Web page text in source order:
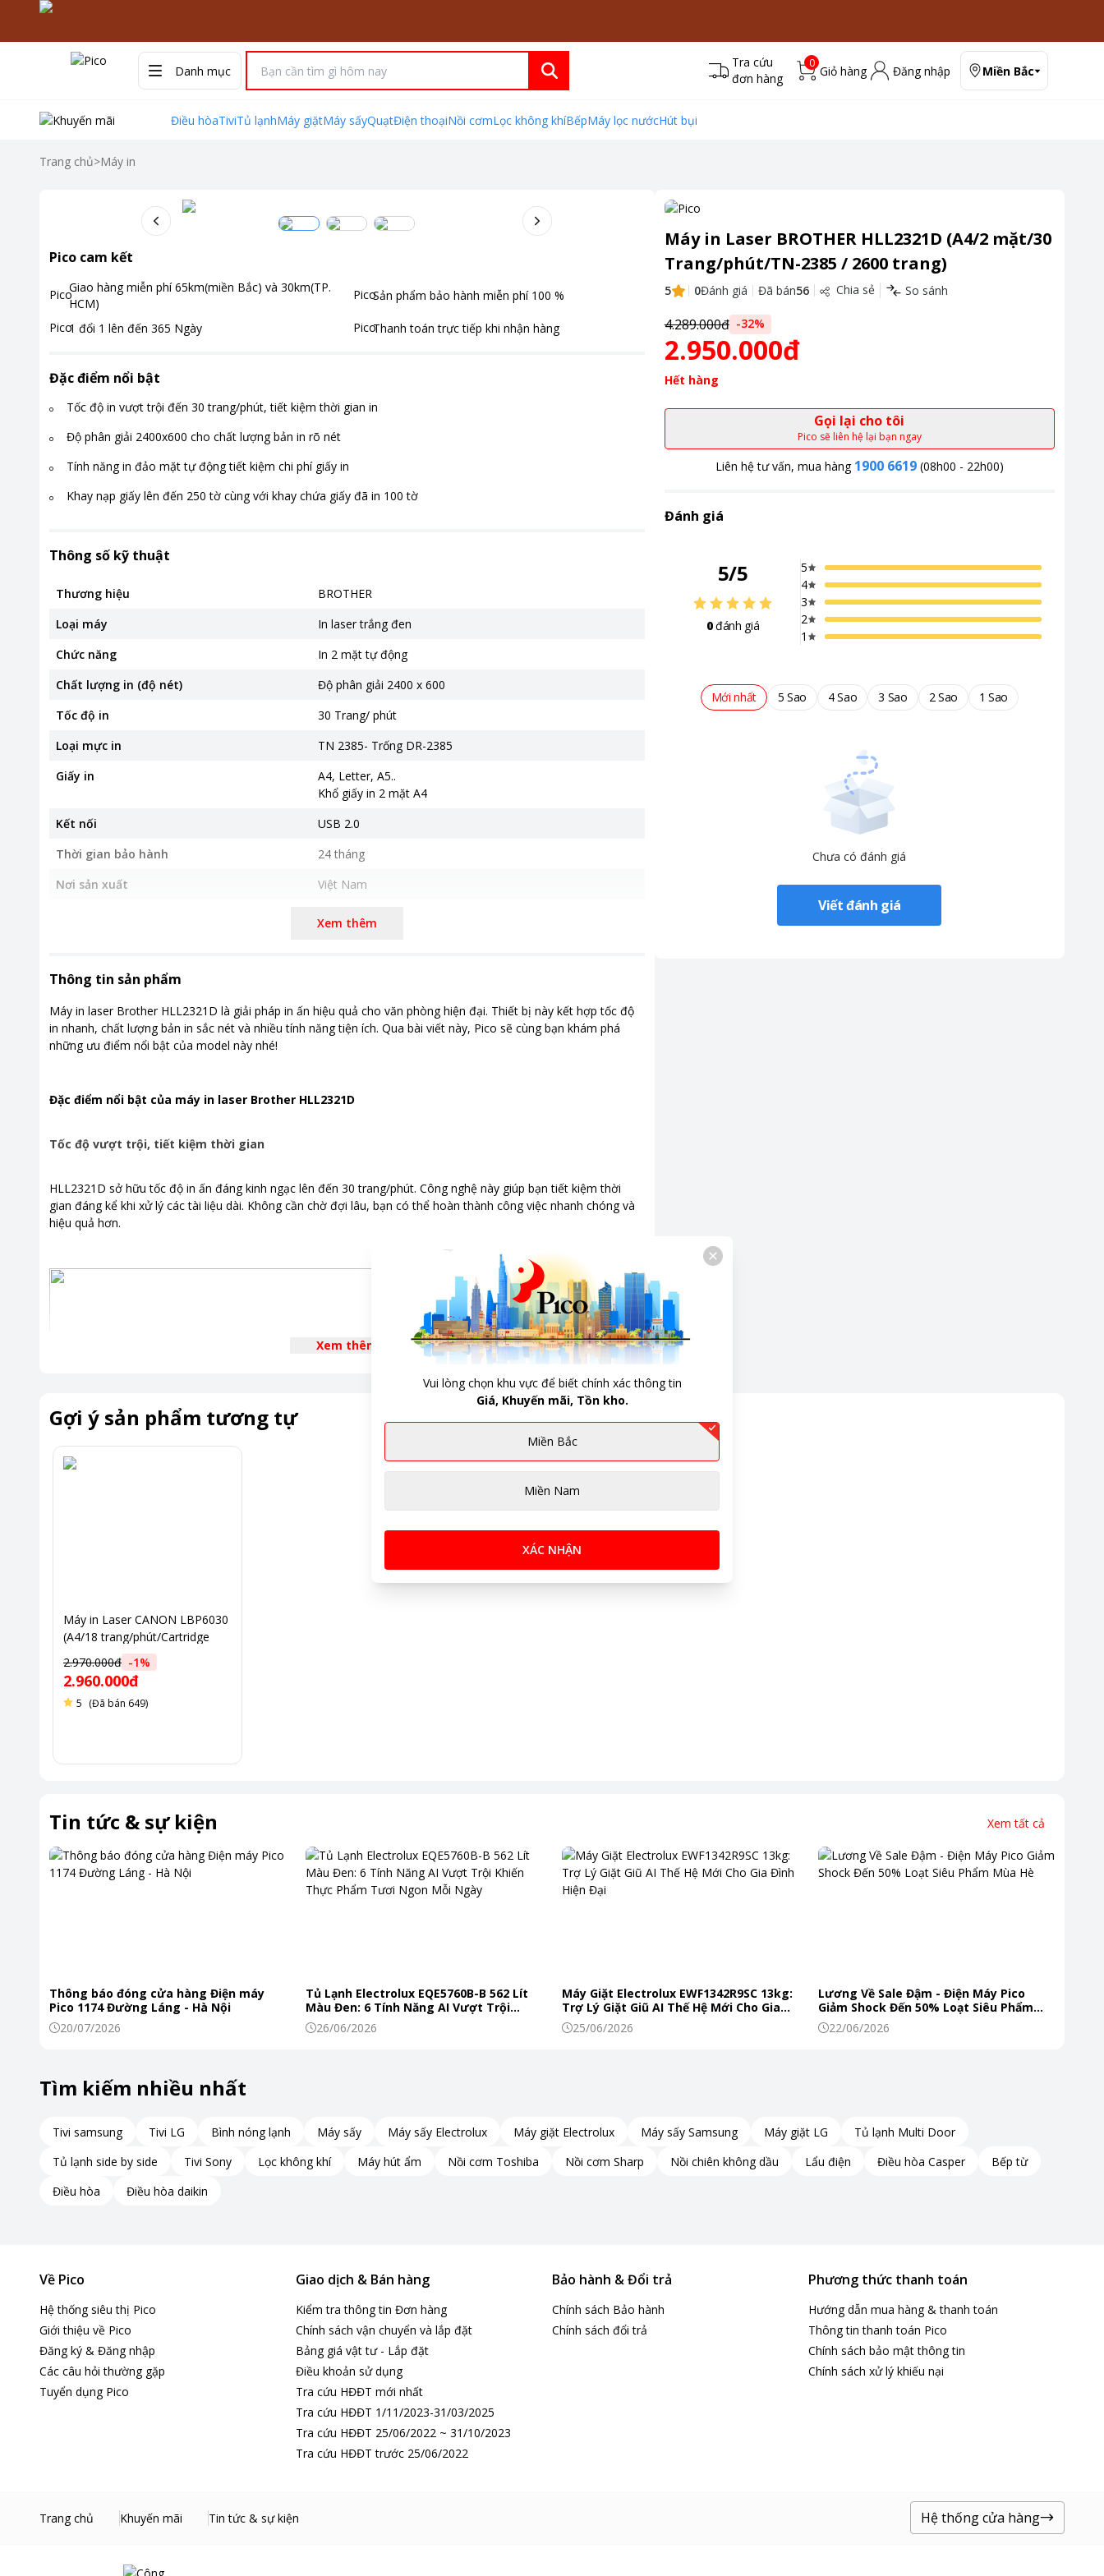
Danh mục
Tra cứu
đơn hàng
0
Giỏ hàng Đăng nhập Miền Bắc
Điều hòaTiviTủ lạnhMáy giặtMáy sấyQuạtĐiện thoạiNồi cơmLọc không khíBếpMáy lọc nướcHút bụi
Trang chủ>Máy in
Pico cam kết
Giao hàng miễn phí 65km(miền Bắc) và 30km(TP.
HCM)
Sản phẩm bảo hành miễn phí 100 %
1 đổi 1 lên đến 365 Ngày Thanh toán trực tiếp khi nhận hàng
Đặc điểm nổi bật
Tốc độ in vượt trội đến 30 trang/phút, tiết kiệm thời gian in
Độ phân giải 2400x600 cho chất lượng bản in rõ nét
Tính năng in đảo mặt tự động tiết kiệm chi phí giấy in
Khay nạp giấy lên đến 250 tờ cùng với khay chứa giấy đã in 100 tờ
Thông số kỹ thuật
Thương hiệu
BROTHER
Loại máy
In laser trắng đen
Chức năng
In 2 mặt tự động
Chất lượng in (độ nét)
Độ phân giải 2400 x 600
Tốc độ in
30 Trang/ phút
Loại mực in
TN 2385- Trống DR-2385
Giấy in
A4, Letter, A5..
Khổ giấy in 2 mặt A4
Kết nối
USB 2.0
Thời gian bảo hành
24 tháng
Nơi sản xuất
Việt Nam
360 x 356 x 183 mm
Khối lượng 6.8 kg
Xem thêm
Thông tin sản phẩm
Máy in laser Brother HLL2321D là giải pháp in ấn hiệu quả cho văn phòng hiện đại. Thiết bị này kết hợp tốc độ
in nhanh, chất lượng bản in sắc nét và nhiều tính năng tiện ích. Qua bài viết này, Pico sẽ cùng bạn khám phá
những ưu điểm nổi bật của model này nhé!
Đặc điểm nổi bật của máy in laser Brother HLL2321D
Tốc độ vượt trội, tiết kiệm thời gian
HLL2321D sở hữu tốc độ in ấn đáng kinh ngạc lên đến 30 trang/phút. Công nghệ này giúp bạn tiết kiệm thời
gian đáng kể khi xử lý các tài liệu dài. Không cần chờ đợi lâu, bạn có thể hoàn thành công việc nhanh chóng và
hiệu quả hơn.
cho mọi nhu cầu công việc.
Tính năng in đảo mặt tự động là điểm cộng lớn của HLL2321D. Công nghệ này cho phép in hai mặt giấy mà
Xem thêm
Máy in Laser BROTHER HLL2321D (A4/2 mặt/30
Trang/phút/TN-2385 / 2600 trang)
5 0Đánh giá Đã bán56 Chia sẻ So sánh
4.289.000đ -32%
2.950.000đ
Hết hàng
Gọi lại cho tôi
Pico sẽ liên hệ lại bạn ngay
Liên hệ tư vấn, mua hàng 1900 6619 (08h00 - 22h00)
Đánh giá
5/5
0đánh giá
5
4
3
2
1
Mới nhất 5 Sao 4 Sao 3 Sao 2 Sao 1 Sao
Chưa có đánh giá
Viết đánh giá
Gợi ý sản phẩm tương tự
Máy in Laser CANON LBP6030
(A4/18 trang/phút/Cartridge
2.970.000đ -1%
2.960.000đ
5 (Đã bán 649)
Tin tức & sự kiện Xem tất cả
Thông báo đóng cửa hàng Điện máy
Pico 1174 Đường Láng - Hà Nội
20/07/2026
Tủ Lạnh Electrolux EQE5760B-B 562 Lít
Màu Đen: 6 Tính Năng AI Vượt Trội
Khiến Thực Phẩm Tươi Ngon Mỗi Ngày
26/06/2026
Máy Giặt Electrolux EWF1342R9SC 13kg:
Trợ Lý Giặt Giũ AI Thế Hệ Mới Cho Gia
Đình Hiện Đại
25/06/2026
Lương Về Sale Đậm - Điện Máy Pico
Giảm Shock Đến 50% Loạt Siêu Phẩm
Mùa Hè
22/06/2026
Tìm kiếm nhiều nhất
Tivi samsung Tivi LG Bình nóng lạnh Máy sấy Máy sấy Electrolux Máy giặt Electrolux Máy sấy Samsung Máy giặt LG
Tủ lạnh Multi Door
Tủ lạnh side by side
Tivi Sony Lọc không khí Máy hút ẩm Nồi cơm Toshiba Nồi cơm Sharp Nồi chiên không dầu Lẩu điện Điều hòa Casper
Bếp từ
Điều hòa
Điều hòa daikin
Về Pico
Hệ thống siêu thị Pico
Giới thiệu về Pico
Đăng ký & Đăng nhập
Các câu hỏi thường gặp
Tuyển dụng Pico
Giao dịch & Bán hàng
Kiểm tra thông tin Đơn hàng
Chính sách vận chuyển và lắp đặt
Bảng giá vật tư - Lắp đặt
Điều khoản sử dụng
Tra cứu HĐĐT mới nhất
Tra cứu HĐĐT 1/11/2023-31/03/2025
Tra cứu HĐĐT 25/06/2022 ~ 31/10/2023
Tra cứu HĐĐT trước 25/06/2022
Bảo hành & Đổi trả
Chính sách Bảo hành
Chính sách đổi trả
Phương thức thanh toán
Hướng dẫn mua hàng & thanh toán
Thông tin thanh toán Pico
Chính sách bảo mật thông tin
Chính sách xử lý khiếu nại
Trang chủ Khuyến mãi Tin tức & sự kiện Hệ thống cửa hàng
Vui lòng chọn khu vực để biết chính xác thông tin
Giá, Khuyến mãi, Tồn kho.
Miền Bắc
Miền Nam
XÁC NHẬN